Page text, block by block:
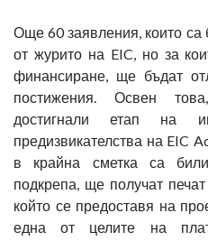
Още 60 заявления, които
от журито на EIC, но за
финансиране, ще бъдат
постижения. Освен
достигнали етап на
предизвикателства на EIC
в крайна сметка са
подкрепа, ще получат
който се предоставя на
една от целите на